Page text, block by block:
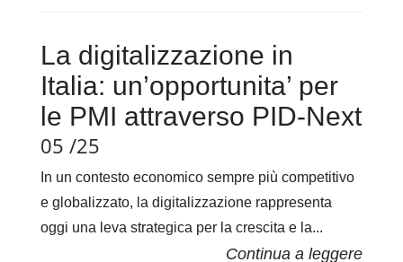
La digitalizzazione in
Italia: un’opportunita’ per
le PMI attraverso PID-Next
05 /25
In un contesto economico sempre più competitivo
e globalizzato, la digitalizzazione rappresenta
oggi una leva strategica per la crescita e la...